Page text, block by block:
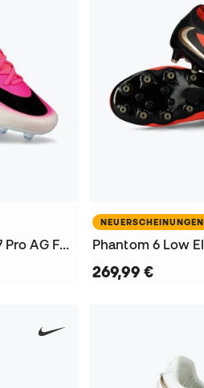
Air Zoom Mercurial Vapor 17 Pro AG Fußballschuhe
NEUERSCHEINUNGEN
269,99 €